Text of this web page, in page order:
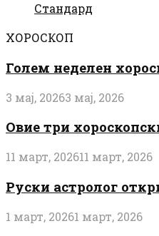
Стандард
ХОРОСКОП
Голем неделен
3 мај, 20263 мај, 2026
Овие три
11 март, 202611 март, 2026
Руски астролог
1 март, 20261 март, 2026